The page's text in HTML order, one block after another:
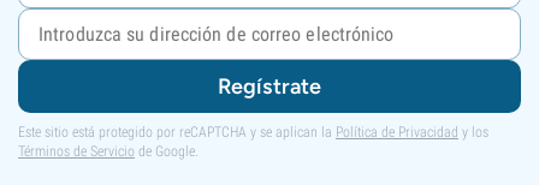
Regístrate
Este sitio está protegido por reCAPTCHA y se aplican la Política de Privacidad y los
Términos de Servicio de Google.